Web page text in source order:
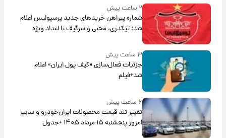
۲ ساعت پیش
شماره پیراهن خریدهای جدید پرسپولیس اعلام
شد؛ تیکدری، محبی و سرگیف با اعداد ویژه
۳ ساعت پیش
جزئیات فعال‌سازی «کیف پول ایران» اعلام
شد+فیلم
۶ ساعت پیش
تغییر تند قیمت محصولات ایران‌خودرو و سایپا
امروز پنجشنبه ۱۵ مرداد ۱۴۰۵ +جدول